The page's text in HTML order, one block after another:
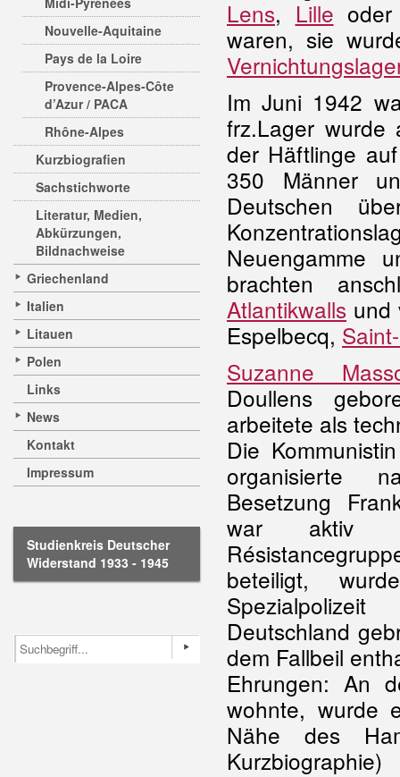
Nouvelle-Aquitaine
Pays de la Loire
Provence-Alpes-Côte
d’Azur / PACA
Rhône-Alpes
Kurzbiografien
Sachstichworte
Literatur, Medien,
Abkürzungen,
Bildnachweise
Griechenland
Italien
Litauen
Polen
Links
News
Kontakt
Impressum
Studienkreis Deutscher
Widerstand 1933 - 1945
Lens, Lille
waren, sie
Im Juni 1942
frz.Lager wurde
der Häftlinge
350 Männer
Deutschen
Neuengamme
brachten
Atlantikwalls und
Espelbecq,
Suzanne
Doullens
arbeitete als
Die
organisierte
Besetzung
war aktiv
beteiligt,
Deutschland
dem Fallbeil
Ehrungen: An
wohnte, wurde
Nähe des
Kurzbiographie)